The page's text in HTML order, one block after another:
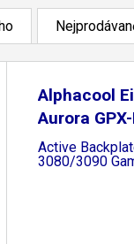
Alphacool
Aurora
Active
3080/3090